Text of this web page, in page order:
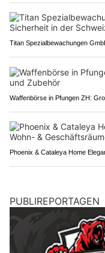
Titan Spezialbewachungen
Waffenbörse in Pfungen ZH:
Phoenix & Cataleya Home
PUBLIREPORTAGEN